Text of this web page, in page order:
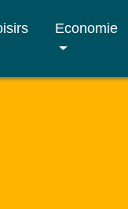
Economie